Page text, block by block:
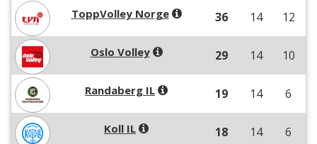
ToppVolley Norge 36 14 12
Oslo Volley 29 14 10
Randaberg IL 19 14 6
Koll IL 18 14 6